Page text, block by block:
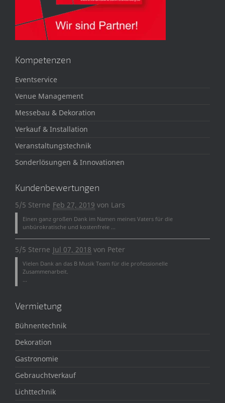
Kompetenzen
Eventservice
Venue Management
Messebau & Dekoration
Verkauf & Installation
Veranstaltungstechnik
Sonderlösungen & Innovationen
Kundenbewertungen
5/5 Sterne Feb 27, 2019 von Lars
Einen ganz großen Dank im Namen meines Vaters für die
unbürokratische und kostenfreie ...
5/5 Sterne Jul 07, 2018 von Peter
Vielen Dank an das B Musik Team für die professionelle
Zusammenarbeit.
...
Vermietung
Bühnentechnik
Dekoration
Gastronomie
Gebrauchtverkauf
Lichttechnik